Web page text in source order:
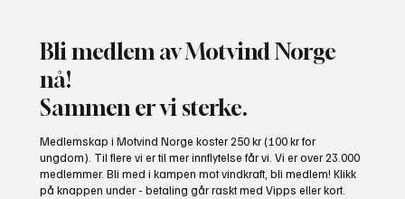
presse fram mer vindkraft
Bli medlem av Motvind Norge
nå!
Sammen er vi sterke.
Medlemskap i Motvind Norge koster 250 kr (100 kr for
ungdom). Til flere vi er til mer innflytelse får vi. Vi er over 23.000
medlemmer. Bli med i kampen mot vindkraft, bli medlem! Klikk
på knappen under - betaling går raskt med Vipps eller kort.